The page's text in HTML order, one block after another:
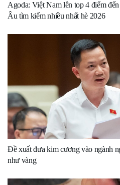
Agoda: Việt Nam lên top 4 điểm
Âu tìm kiếm nhiều nhất hè 2026
Đề xuất đưa kim cương vào ngành
như vàng